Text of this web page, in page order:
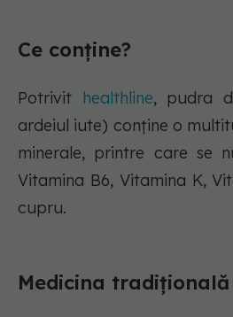
Ce conține?
Potrivit healthline, pudra
ardeiul iute) conține o
minerale, printre care se
Vitamina B6, Vitamina K,
cupru.
Medicina tradițională